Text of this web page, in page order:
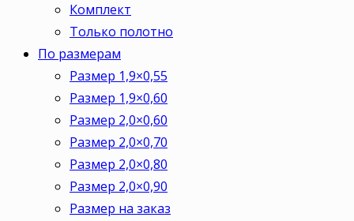
Комплект
Только полотно
По размерам
Размер 1,9×0,55
Размер 1,9×0,60
Размер 2,0×0,60
Размер 2,0×0,70
Размер 2,0×0,80
Размер 2,0×0,90
Размер на заказ